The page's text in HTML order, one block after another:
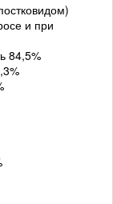
и при
84,5%